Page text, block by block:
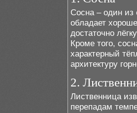
Сосна – один из
обладает
достаточно
Кроме того,
характерный
архитектуру
2.
Лиственница
перепадам